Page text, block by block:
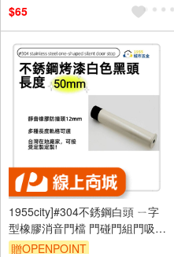
$65
1955city]#304不銹鋼白頭 ㄧ字
型橡膠消音門檔 門碰門組門吸打
孔款1101-A 不銹鋼烤漆白+黑頭
贈OPENPOINT